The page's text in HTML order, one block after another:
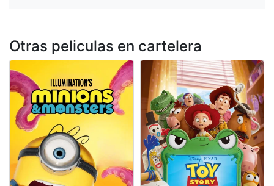
Otras peliculas en cartelera